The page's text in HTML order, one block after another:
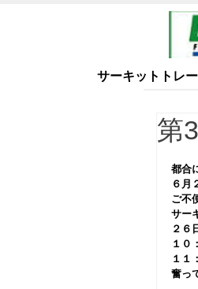
サーキットトレ
第
都合
６月
ご不
サー
２６
１０
１１
奮っ